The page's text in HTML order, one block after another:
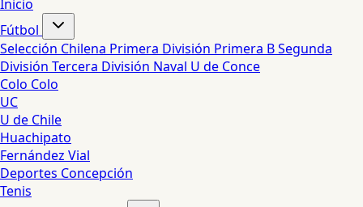
Inicio
Fútbol
Selección Chilena Primera División Primera BSegunda
División Tercera División Naval U de Conce
Colo Colo
UC
U de Chile
Huachipato
Fernández Vial
Deportes Concepción
Tenis